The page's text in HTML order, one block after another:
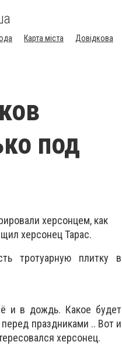
Карта міста Довідкова
под
херсонцем, как
херсонец Тарас.
тротуарную плитку в
и в дождь. Какое будет
праздниками .. Вот и
херсонец.